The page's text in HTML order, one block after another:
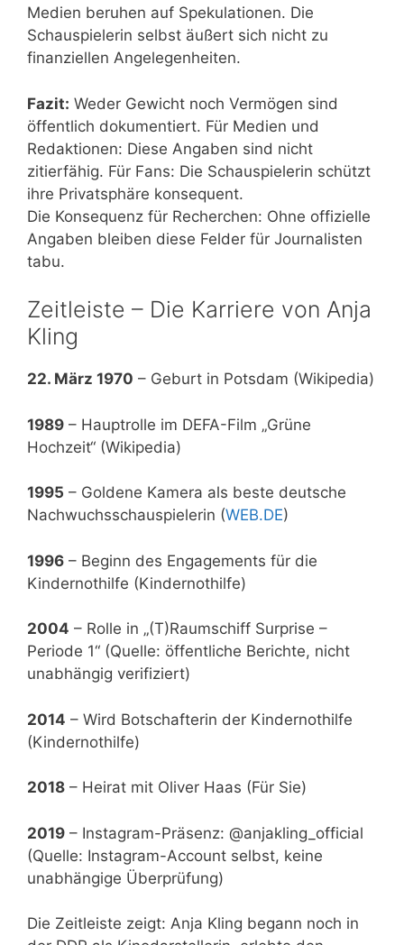
Medien beruhen auf Spekulationen. Die
Schauspielerin selbst äußert sich nicht zu
finanziellen Angelegenheiten.
Fazit: Weder Gewicht noch Vermögen sind
öffentlich dokumentiert. Für Medien und
Redaktionen: Diese Angaben sind nicht
zitierfähig. Für Fans: Die Schauspielerin schützt
ihre Privatsphäre konsequent.
Die Konsequenz für Recherchen: Ohne offizielle
Angaben bleiben diese Felder für Journalisten
tabu.
Zeitleiste – Die Karriere von Anja
Kling
22. März 1970 – Geburt in Potsdam (Wikipedia)
1989 – Hauptrolle im DEFA-Film „Grüne
Hochzeit“ (Wikipedia)
1995 – Goldene Kamera als beste deutsche
Nachwuchsschauspielerin (WEB.DE)
1996 – Beginn des Engagements für die
Kindernothilfe (Kindernothilfe)
2004 – Rolle in „(T)Raumschiff Surprise –
Periode 1“ (Quelle: öffentliche Berichte, nicht
unabhängig verifiziert)
2014 – Wird Botschafterin der Kindernothilfe
(Kindernothilfe)
2018 – Heirat mit Oliver Haas (Für Sie)
2019 – Instagram-Präsenz: @anjakling_official
(Quelle: Instagram-Account selbst, keine
unabhängige Überprüfung)
Die Zeitleiste zeigt: Anja Kling begann noch in